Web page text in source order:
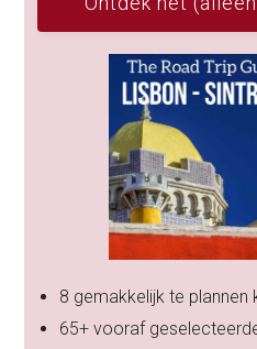
8 gemakkelijk te plannen
65+ vooraf